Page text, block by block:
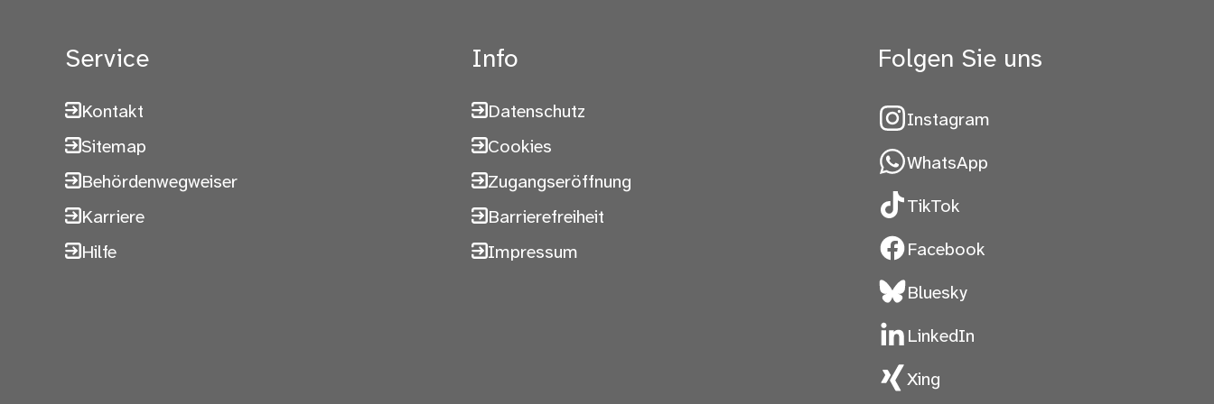
Service
Kontakt
Sitemap
Behördenwegweiser
Karriere
Hilfe
Info
Datenschutz
Cookies
Zugangseröffnung
Barrierefreiheit
Impressum
Folgen Sie uns
Instagram
WhatsApp
TikTok
Facebook
Bluesky
LinkedIn
Xing